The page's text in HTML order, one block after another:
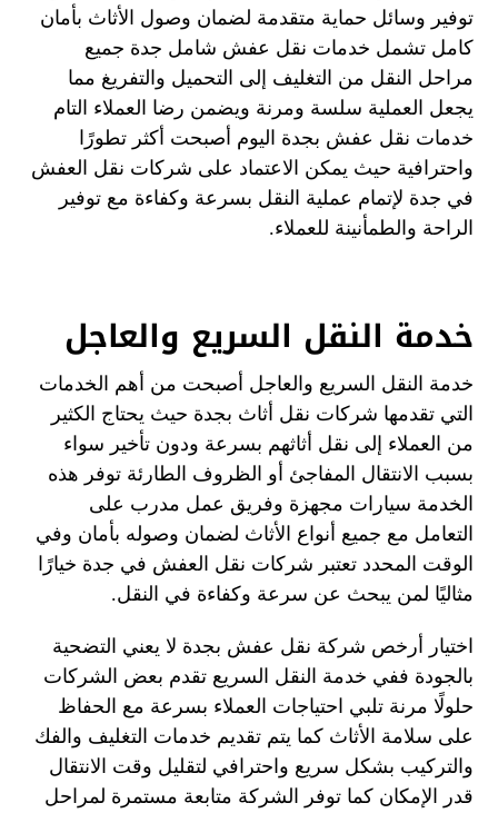
توفير وسائل حماية متقدمة لضمان وصول الأثاث بأمان
كامل تشمل خدمات نقل عفش شامل جدة جميع
مراحل النقل من التغليف إلى التحميل والتفريغ مما
يجعل العملية سلسة ومرنة ويضمن رضا العملاء التام
خدمات نقل عفش بجدة اليوم أصبحت أكثر تطورًا
واحترافية حيث يمكن الاعتماد على شركات نقل العفش
في جدة لإتمام عملية النقل بسرعة وكفاءة مع توفير
الراحة والطمأنينة للعملاء.
خدمة النقل السريع والعاجل
خدمة النقل السريع والعاجل أصبحت من أهم الخدمات
التي تقدمها شركات نقل أثاث بجدة حيث يحتاج الكثير
من العملاء إلى نقل أثاثهم بسرعة ودون تأخير سواء
بسبب الانتقال المفاجئ أو الظروف الطارئة توفر هذه
الخدمة سيارات مجهزة وفريق عمل مدرب على
التعامل مع جميع أنواع الأثاث لضمان وصوله بأمان وفي
الوقت المحدد تعتبر شركات نقل العفش في جدة خيارًا
مثاليًا لمن يبحث عن سرعة وكفاءة في النقل.
اختيار أرخص شركة نقل عفش بجدة لا يعني التضحية
بالجودة ففي خدمة النقل السريع تقدم بعض الشركات
حلولًا مرنة تلبي احتياجات العملاء بسرعة مع الحفاظ
على سلامة الأثاث كما يتم تقديم خدمات التغليف والفك
والتركيب بشكل سريع واحترافي لتقليل وقت الانتقال
قدر الإمكان كما توفر الشركة متابعة مستمرة لمراحل